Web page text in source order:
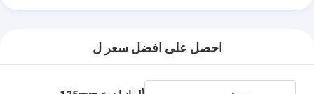
احصل على افضل سعر ل